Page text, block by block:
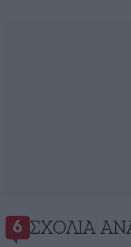
6 ΣΧΌΛΙΑ